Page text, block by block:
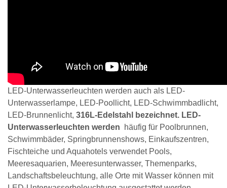
LED-Unterwasserleuchten werden auch als LED-
Unterwasserlampe, LED-Poollicht, LED-Schwimmbadlicht,
LED-Brunnenlicht, 316L-Edelstahl bezeichnet. LED-
Unterwasserleuchten werden
häufig für Poolbrunnen,
Schwimmbäder, Springbrunnenshows, Einkaufszentren,
Fischteiche und Aquahotels verwendet Pools,
Meeresaquarien, Meeresunterwasser, Themenparks,
Landschaftsbeleuchtung, alle Orte mit Wasser können mit